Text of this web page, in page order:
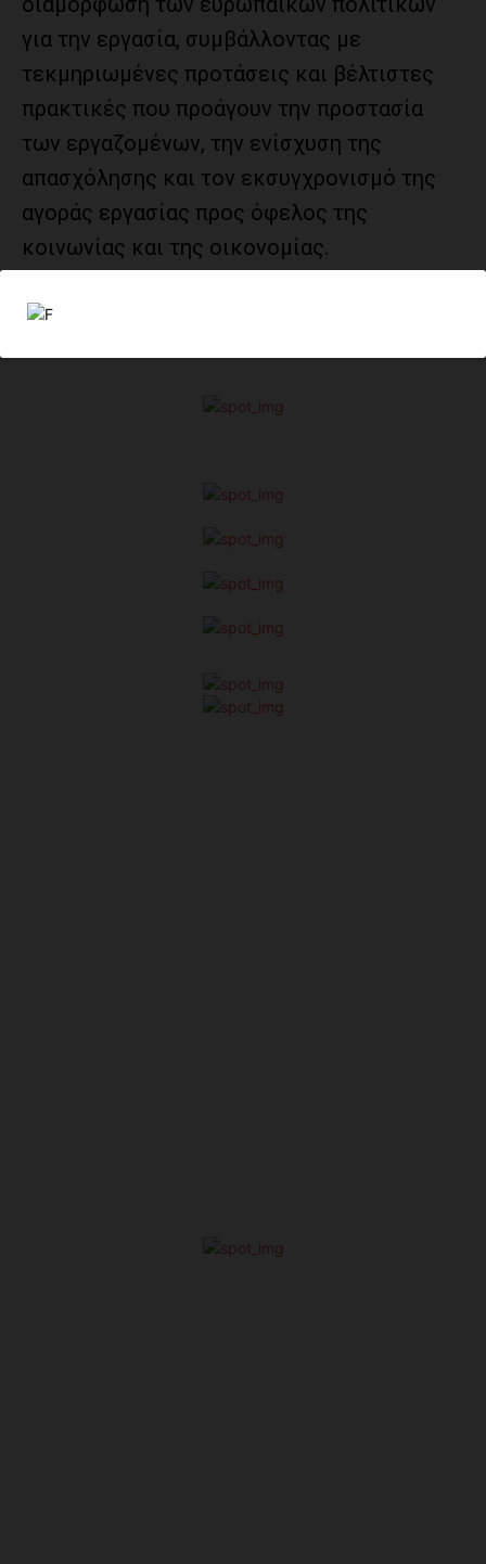
για την εργασία, συμβάλλοντας με
τεκμηριωμένες προτάσεις και βέλτιστες
πρακτικές που προάγουν την προστασία
των εργαζομένων, την ενίσχυση της
απασχόλησης και τον εκσυγχρονισμό της
αγοράς εργασίας προς όφελος της
κοινωνίας και της οικονομίας.